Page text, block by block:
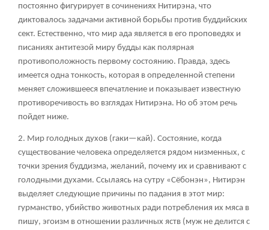
постоянно фигурирует в сочинениях Нитирэна, что
диктовалось задачами активной борьбы против буддийских
сект. Естественно, что мир ада является в его проповедях и
писаниях антитезой миру будды как полярная
противоположность первому состоянию. Правда, здесь
имеется одна тонкость, которая в определенной степени
меняет сложившееся впечатление и показывает известную
противоречивость во взглядах Нитирэна. Но об этом речь
пойдет ниже.
2. Мир голодных духов (гаки—кай). Состояние, когда
существование человека определяется рядом низменных, с
точки зрения буддизма, желаний, почему их и сравнивают с
голодными духами. Ссылаясь на сутру «Сёбонэн», Нитирэн
выделяет следующие причины по падания в этот мир:
гурманство, убийство животных ради потребления их мяса в
пишу, эгоизм в отношении различных яств (муж не делится с